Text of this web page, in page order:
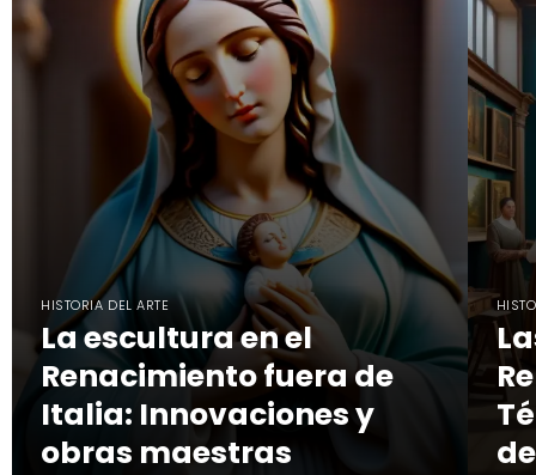
HISTORIA DEL ARTE
La escultura en el
Renacimiento fuera de
Italia: Innovaciones y
obras maestras